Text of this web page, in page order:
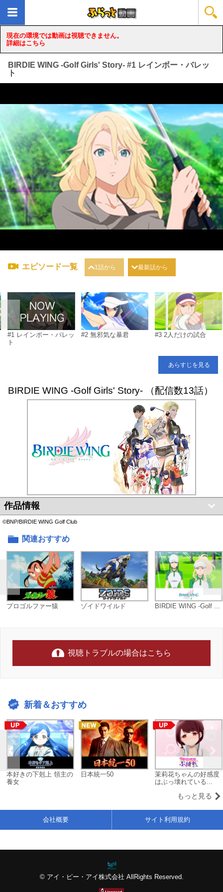
現在の環境では動画は視聴できません。
詳細はこちら
BIRDIE WING -Golf Girls' Story- #1 レインボー・バレッ
ト
loading...
エピソード一覧 1話から 最新話から
#1 レインボー・バレッ
ト
#2 無邪気な暴君 #3 2人だけの試合
あらすじを見る
BIRDIE WING -Golf Girls' Story- （配信数13話）
作品情報
©BNP/BIRDIE WING Golf Club
関連おすすめ
プロゴルファー猿 ゾイドワイルド BIRDIE WING -Golf ...
視聴トラブルの場合はこちら
新着＆おすすめ
本好きの下剋上 領主の
養女
日本統一50
茉莉花ちゃんの好感度
はぶっ壊れている...
もっと見る
© アイ・ピー・アイ株式会社 AllRights Reserved.
会社概要 サイト利用規約